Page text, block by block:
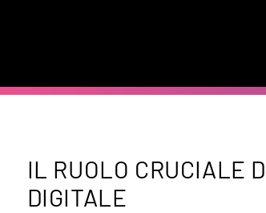
IL RUOLO CRUCIALE
DIGITALE